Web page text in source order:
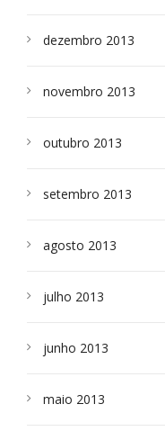
dezembro 2013
novembro 2013
outubro 2013
setembro 2013
agosto 2013
julho 2013
junho 2013
maio 2013